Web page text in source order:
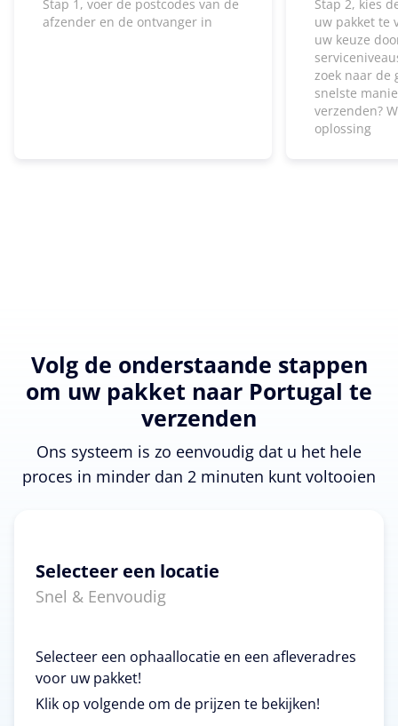
Stap 1, voer de postcodes van de
afzender en de ontvanger in
Stap 2, kies
uw pakket te
uw keuze
zoek naar de
snelste
verzenden?
oplossing
Volg de onderstaande stappen
om uw pakket naar Portugal te
verzenden
Ons systeem is zo eenvoudig dat u het hele
proces in minder dan 2 minuten kunt voltooien
Selecteer een locatie
Snel & Eenvoudig
Selecteer een ophaallocatie en een afleveradres
voor uw pakket!
Klik op volgende om de prijzen te bekijken!